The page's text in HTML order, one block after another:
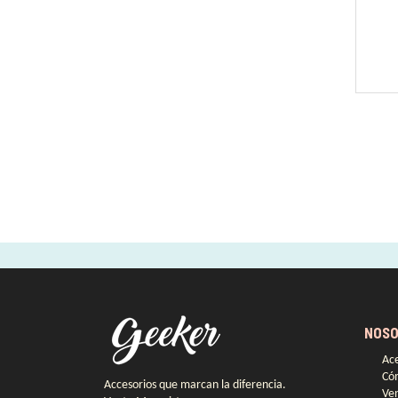
Accesorios que marcan la diferencia.